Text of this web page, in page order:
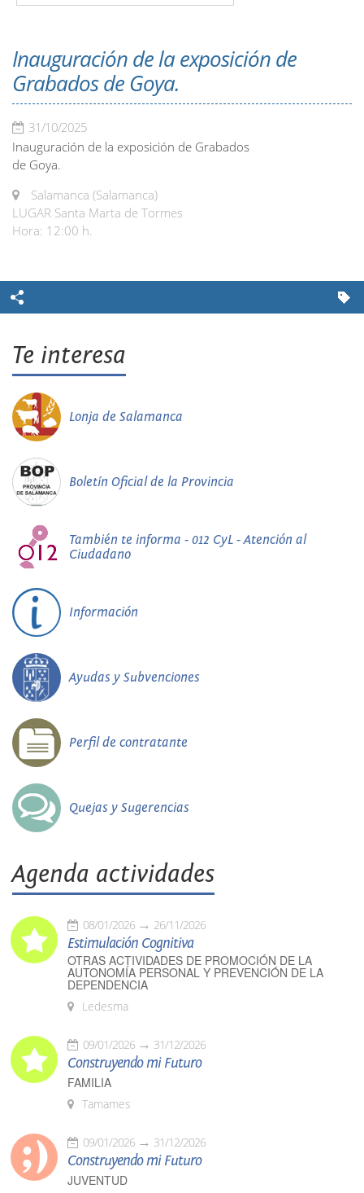
Inauguración de la exposición de
Grabados de Goya.
31/10/2025
Inauguración de la exposición de Grabados
de Goya.
Salamanca (Salamanca)
LUGAR Santa Marta de Tormes
Hora: 12:00 h.
Te interesa
Lonja de Salamanca
Boletín Oficial de la Provincia
También te informa - 012 CyL - Atención al
Ciudadano
Información
Ayudas y Subvenciones
Perfil de contratante
Quejas y Sugerencias
Agenda actividades
08/01/2026 26/11/2026
Estimulación Cognitiva
OTRAS ACTIVIDADES DE PROMOCIÓN DE LA
AUTONOMÍA PERSONAL Y PREVENCIÓN DE LA
DEPENDENCIA
Ledesma
09/01/2026 31/12/2026
Construyendo mi Futuro
FAMILIA
Tamames
09/01/2026 31/12/2026
Construyendo mi Futuro
JUVENTUD